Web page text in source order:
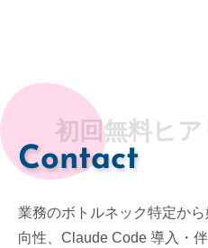
Contact
初回無料ヒ
業務のボトルネック特定か
向性、Claude Code 導入・